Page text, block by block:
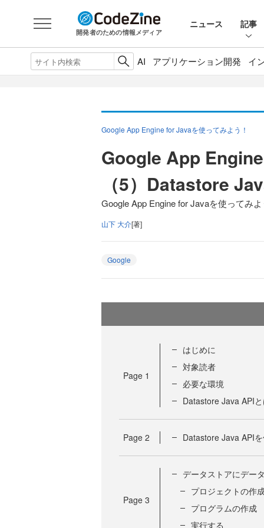
開発者のための情報メディア
ニュース 記事
AI アプリケーション開発 イ
Google App Engine for Javaを使ってみよう！
Google App
（5）Datastore
Google App Engine for Javaを使ってみ
山下 大介[著]
Google
Page 1
はじめに
対象読者
必要な環境
Datastore Java API
Page 2 Datastore Java API
Page 3
データストアにデー
プロジェクトの作
プログラムの作成
実行する